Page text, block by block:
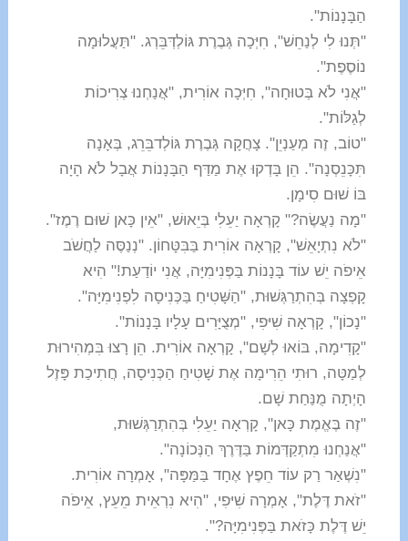
הַבָּנָנוֹת".
"תְּנוּ לִי לְנַחֵשׁ", חִיְּכָה גְּבֶרֶת גּוֹלְדְּבֵּרְג. "תַּעֲלוּמָה
נוֹסֶפֶת".
"אֲנִי לֹא בְּטוּחָה", חִיְּכָה אוֹרִית, "אֲנַחְנוּ צְרִיכוֹת
לְגַלּוֹת".
"טוֹב, זֶה מְעַנְיֵן". צָחֲקָה גְּבֶרֶת גּוֹלְדבֵּרֵג,בְּאָנָה
תִּכָּנֵסְנָה". הֵן בָּדְקוּ אֶת מַדַּף הַבָּנָנוֹת אֲבָל לֹא הָיָה
בּוֹ שׁוּם סִימָן.
"מָה נַעֲשֶׂה?" קָרְאָה יַעֵלִי בְּיֵאוּשׁ, "אֵין כָּאן שׁוּם רֶמֶז".
"לֹא נִתְיָאֵשׁ", קָרְאָה אוֹרִית בַּבִּטָּחוֹן. "נְנַסֶּה לַחֲשֹׁב
אֵיפֹה יֵשׁ עוֹד בָּנָנוֹת בַּפְּנִימִיָּה, אֲנִי יוֹדַעַת!" הִיא
קָפְצָה בְּהִתְרַגְּשׁוּת, "הַשָּׁטִיחַ בַּכְּנִיסָה לִפְנִימִיָּה".
"נָכוֹן", קָרְאָה שִׁיּפִי, "מְצֻיָּרִים עָלָיו בָּנָנוֹת".
"קָדִימָה, בּוֹאוּ לְשָׁם", קָרְאָה אוֹרִית. הֵן רָצוּ בִּמְהִירוּת
לְמַטָּה, רוּתִי הֵרִימָה אֶת שָׁטִיחַ הַכְּנִיסָה, חֲתִיכַת פָּזֶל
הָיְתָה מֻנַּחַת שָׁם.
"זֶה בֶּאֱמֶת כָּאן", קָרְאָה יַעֵלִי בְּהִתְרַגְּשׁוּת,
"אֲנַחְנוּ מִתְקַדְּמוֹת בַּדֶּרֶךְ הַנְּכוֹנָה".
"נִשְׁאַר רַק עוֹד חֵפֶץ אֶחָד בַּמַּפָּה", אָמְרָה אוֹרִית.
"זֹאת דֶּלֶת", אָמְרָה שִׁיּפִי, "הִיא נִרְאֵית מֵעֵץ, אֵיפֹה
יֵשׁ דֶּלֶת כָּזֹאת בַּפְּנִימִיָּה?".